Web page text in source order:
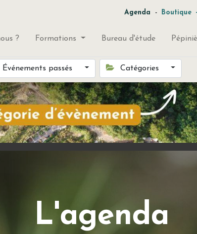
Agenda - Boutique -
? Formations Bureau d'étude
Événements passés Catégories
L'agenda